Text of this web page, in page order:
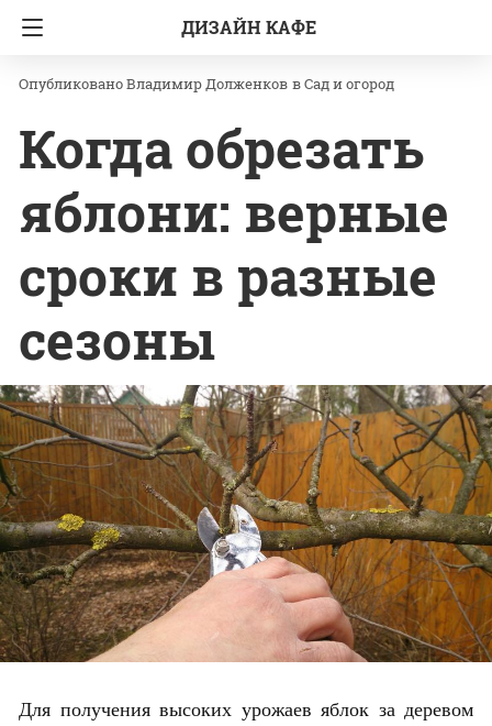
ДИЗАЙН КАФЕ
Главная Сад и огород
Владимир Долженков вСад и огород
Когда обрезать
яблони: верные
сроки в разные
сезоны
Для получения высоких урожаев яблок за деревом